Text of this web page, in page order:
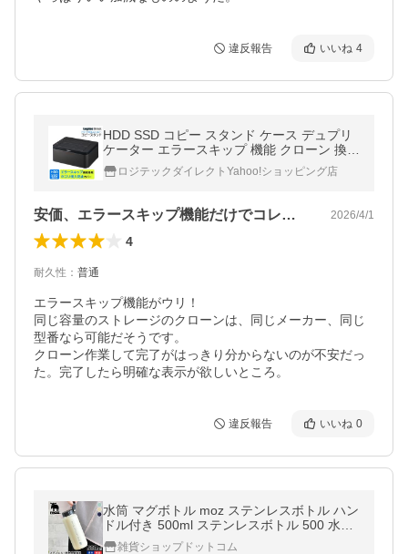
違反報告 いいね 4
HDD SSD コピー スタンド ケース デュプリ
ケーター エラースキップ 機能 クローン 換装
SATA 3.5インチ / 2.5インチ / Win / Mac LHR
-2BDPU3ES ypp
ロジテックダイレクトYahoo!ショッピング店
安価、エラースキップ機能だけでコレ一択！ 2026/4/1
4
耐久性 ： 普通
エラースキップ機能がウリ！
同じ容量のストレージのクローンは、同じメーカー、同じ
型番なら可能だそうです。
クローン作業して完了がはっきり分からないのが不安だっ
た。完了したら明確な表示が欲しいところ。
違反報告 いいね 0
水筒 マグボトル moz ステンレスボトル ハン
ドル付き 500ml ステンレスボトル 500 水筒
キッズ マグボトル 500 かわいい シンプル
雑貨ショップドットコム